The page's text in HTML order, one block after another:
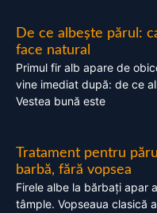
De ce albește părul:
face natural
Primul fir alb apare de
vine imediat după: de ce
Vestea bună este
Tratament pentru
barbă, fără vopsea
Firele albe la bărbați apar
tâmple. Vopseaua clasică